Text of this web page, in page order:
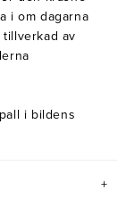
i om dagarna
av
i bildens